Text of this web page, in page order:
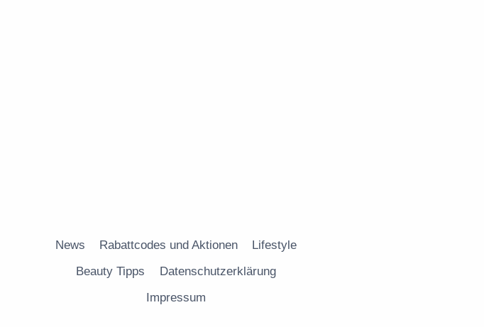
News Rabattcodes und Aktionen
Lifestyle
Beauty Tipps
Datenschutzerklärung
Impressum